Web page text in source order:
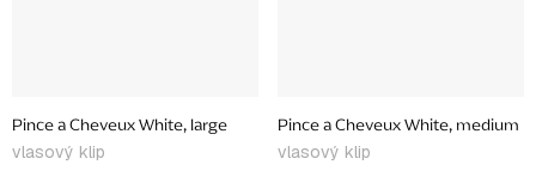
Pince a Cheveux White, large
vlasový klip
Pince a Cheveux White, medium
vlasový klip